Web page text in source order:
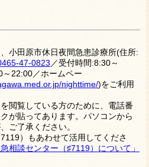
小田原市休日夜間急患診療所(住所:
47-0823／受付時間:8:30～
22:00／ホームペー
nighttime/)をご利用
閲覧している方のために、電話番
が貼ってあります。パソコンから
ご了承ください。
）もあわせて活用してくださ
急相談センター（♯7119）について」